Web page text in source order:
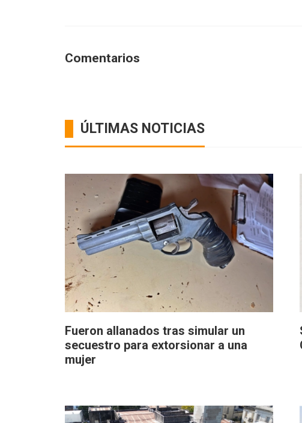
Comentarios
ÚLTIMAS NOTICIAS
Fueron allanados tras simular un
secuestro para extorsionar a una
mujer